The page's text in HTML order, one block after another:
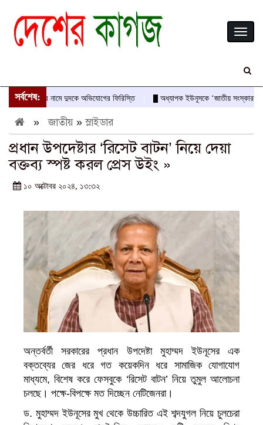
সর্বশেষ:
আবীরের নামে দুদকে অভিযোগের ফিরিস্তি অধ্যাপক ইউনূসকে ‘জাতীয় সংস্কারক’ ও
»জাতীয় »স্লাইডার
প্রধান উপদেষ্টার ‘রিসেট বাটন’ নিয়ে দেয়া
বক্তব্য স্পষ্ট করল প্রেস উইং »
১০ অক্টোবর ২০২৪, ১৩:৩২
অন্তর্বর্তী সরকারের প্রধান উপদেষ্টা মুহাম্মদ ইউনূসের এক
বক্তব্যের জের ধরে গত কয়েকদিন ধরে সামাজিক যোগাযোগ
মাধ্যমে, বিশেষ করে ফেসবুকে ‘রিসেট বাটন’ নিয়ে তুমুল আলোচনা
চলছে। পক্ষে-বিপক্ষে মত দিচ্ছেন নেটিজেনরা।
ড. মুহাম্মদ ইউনূসের মুখ থেকে উচ্চারিত এই শব্দযুগল নিয়ে চুলচেরা